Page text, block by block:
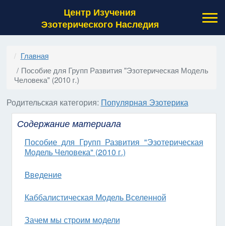
Центр Изучения
Эзотерического Наследия
Главная
Пособие для Групп Развития "Эзотерическая Модель
Человека" (2010 г.)
Информация о материале
Родительская категория: Популярная Эзотерика
Содержание материала
Пособие для Групп Развития "Эзотерическая
Модель Человека" (2010 г.)
Введение
Каббалистическая Модель Вселенной
Зачем мы строим модели